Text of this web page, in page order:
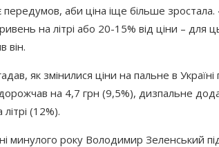
передумов, аби ціна іще більше зростала.
на літрі або 20-15% від ціни – для
він.
як змінилися ціни на пальне в
на 4,7 грн (9,5%), дизпальне
(12%).
минулого року Володимир Зеленський